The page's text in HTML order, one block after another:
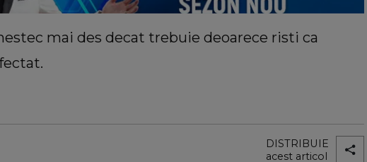
mai des decat trebuie deoarece risti ca
DISTRIBUIE
acest articol